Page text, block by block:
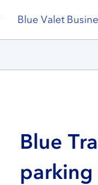
Blue Valet
Blue